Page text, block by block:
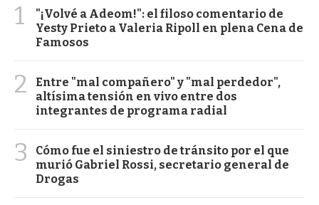
1
"¡Volvé a Adeom!": el filoso comentario de
Yesty Prieto a Valeria Ripoll en plena Cena de
Famosos
2
Entre "mal compañero" y "mal perdedor",
altísima tensión en vivo entre dos
integrantes de programa radial
3
Cómo fue el siniestro de tránsito por el que
murió Gabriel Rossi, secretario general de
Drogas